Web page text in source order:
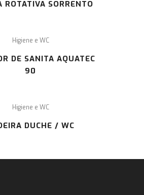
ROTATIVA SORRENTO
Higiene e WC
DE SANITA AQUATEC
90
Higiene e WC
DUCHE / WC